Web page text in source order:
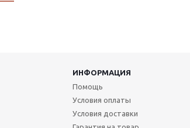
ИНФОРМАЦИЯ
Помощь
Условия оплаты
Условия доставки